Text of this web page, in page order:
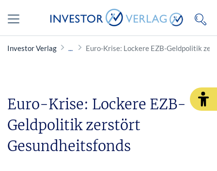
Investor Verlag Euro-Krise: Lockere EZB-Geldpolitik
Euro-Krise: Lockere EZB-
Geldpolitik zerstört
Gesundheitsfonds